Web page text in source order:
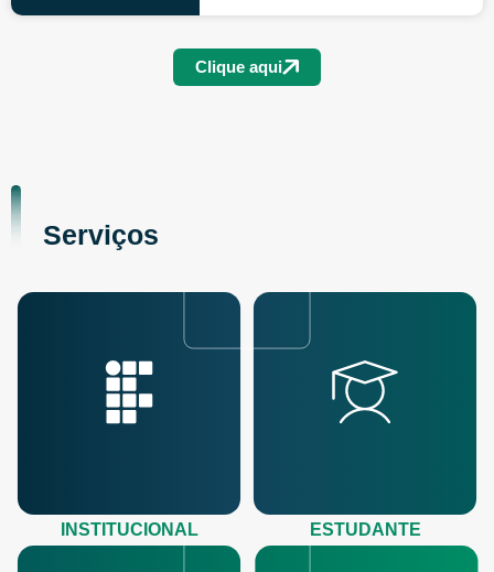
Clique aqui
Serviços
INSTITUCIONAL ESTUDANTE